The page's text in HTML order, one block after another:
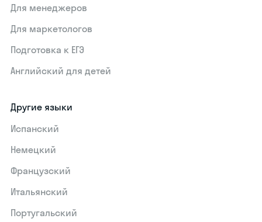
Для менеджеров
Для маркетологов
Подготовка к ЕГЭ
Английский для детей
Другие языки
Испанский
Немецкий
Французский
Итальянский
Португальский